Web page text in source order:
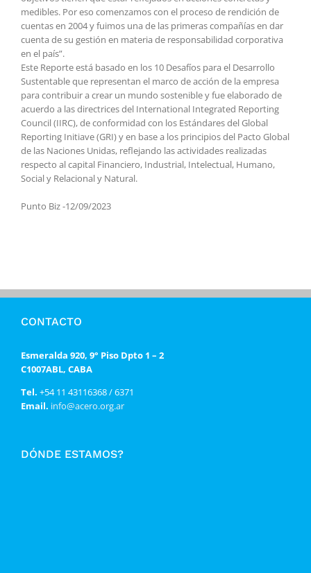
medibles. Por eso comenzamos con el proceso de rendición de
cuentas en 2004 y fuimos una de las primeras compañías en dar
cuenta de su gestión en materia de responsabilidad corporativa
en el país”.
Este Reporte está basado en los 10 Desafíos para el Desarrollo
Sustentable que representan el marco de acción de la empresa
para contribuir a crear un mundo sostenible y fue elaborado de
acuerdo a las directrices del International Integrated Reporting
Council (IIRC), de conformidad con los Estándares del Global
Reporting Initiave (GRI) y en base a los principios del Pacto Global
de las Naciones Unidas, reflejando las actividades realizadas
respecto al capital Financiero, Industrial, Intelectual, Humano,
Social y Relacional y Natural.
Punto Biz -12/09/2023
CONTACTO
Esmeralda 920, 9° Piso Dpto 1 – 2
C1007ABL, CABA
Tel. +54 11 43116368 / 6371
Email. info@acero.org.ar
DÓNDE ESTAMOS?